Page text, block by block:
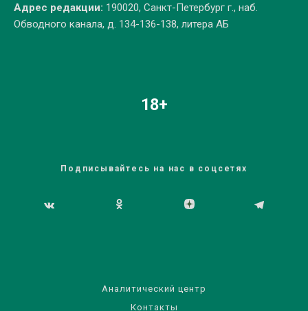
Адрес редакции: 190020, Санкт-Петербург г., наб.
Обводного канала, д. 134-136-138, литера АБ
18+
Подписывайтесь на нас в соцсетях
Аналитический центр
Контакты